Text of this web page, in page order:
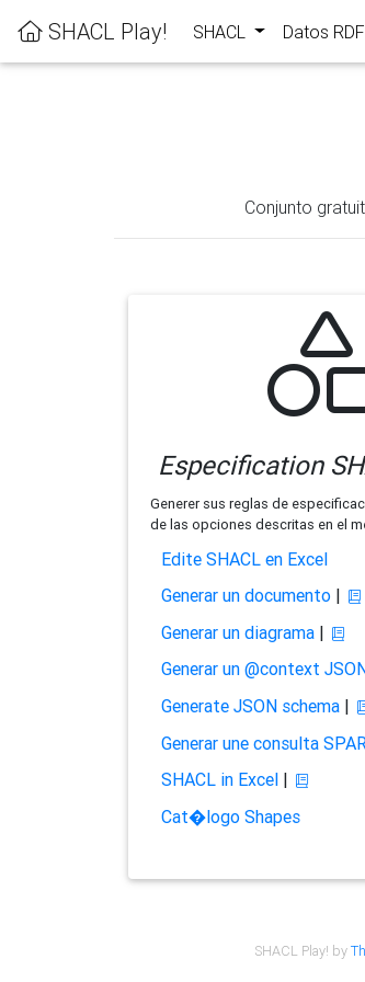
SHACL Play! SHACL Datos RDF
Conjunto
Especification
Generer sus reglas de
de las opciones descritas en el
Edite SHACL en Excel
Generar un documento|
Generar un diagrama|
Generar un @context
Generate JSON schema|
Generar une consulta
SHACL in Excel|
Cat�logo Shapes
SHACL Play! by